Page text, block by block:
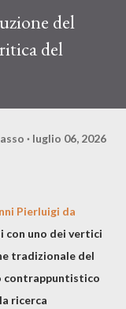
del
del
luglio 06, 2026
Pierluigi da
con uno dei vertici
tradizionale del
contrappuntistico
ricerca